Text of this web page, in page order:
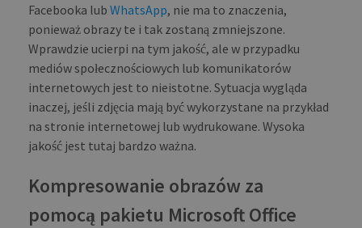
Facebooka lub WhatsApp, nie ma to znaczenia,
ponieważ obrazy te i tak zostaną zmniejszone.
Wprawdzie ucierpi na tym jakość, ale w przypadku
mediów społecznościowych lub komunikatorów
internetowych jest to nieistotne. Sytuacja wygląda
inaczej, jeśli zdjęcia mają być wykorzystane na przykład
na stronie internetowej lub wydrukowane. Wysoka
jakość jest tutaj bardzo ważna.
Kompresowanie obrazów za
pomocą pakietu Microsoft Office